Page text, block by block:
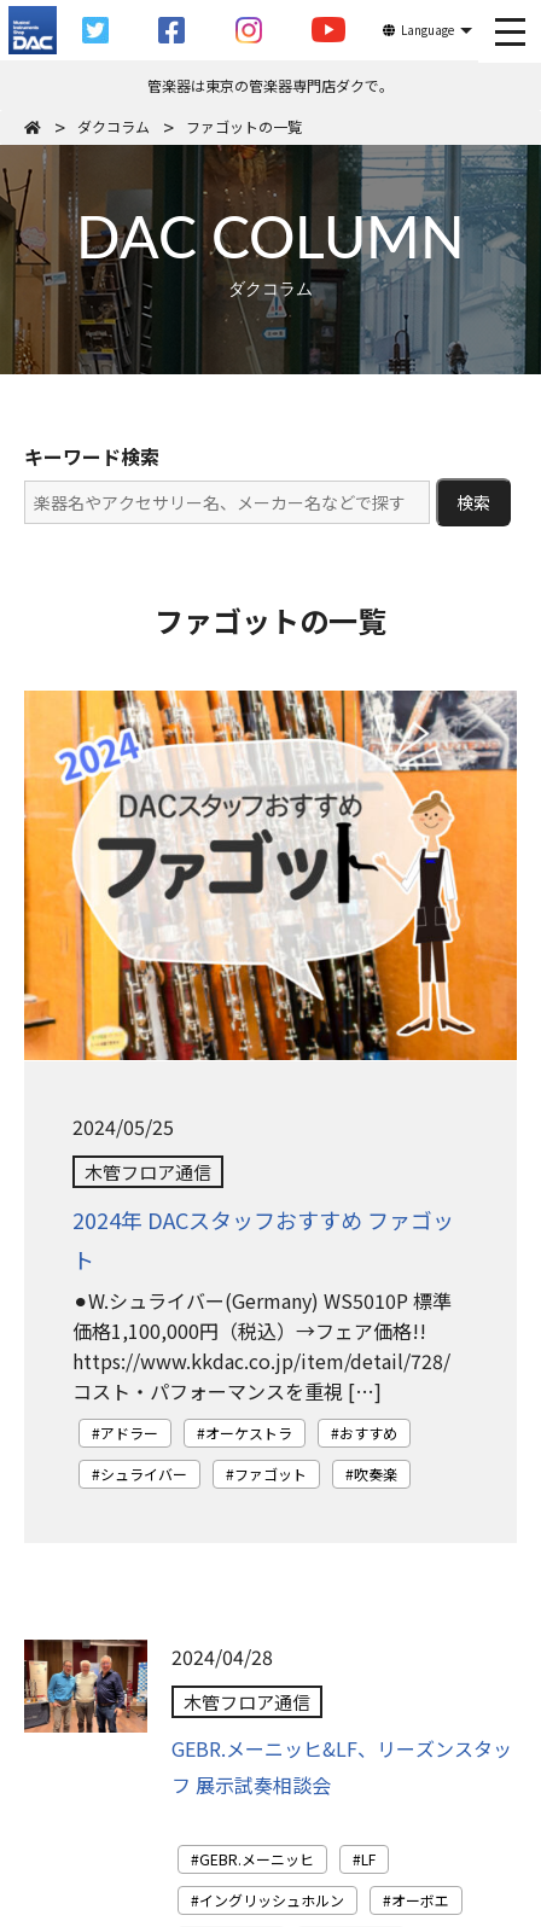
Language
管楽器は東京の管楽器専門店ダクで。
ダクコラム
ファゴットの一覧
DAC COLUMN
ダクコラム
キーワード検索
検索
ファゴットの一覧
2024/05/25
木管フロア通信
2024年 DACスタッフおすすめ ファゴッ
ト
⚫︎W.シュライバー(Germany) WS5010P 標準
価格1,100,000円（税込）→フェア価格!!
https://www.kkdac.co.jp/item/detail/728/
コスト・パフォーマンスを重視 […]
アドラー オーケストラ
おすすめ
シュライバー
ファゴット 吹奏楽
2024/04/28
木管フロア通信
GEBR.メーニッヒ&LF、リーズンスタッ
フ 展示試奏相談会
GEBR.メーニッヒ
LF
イングリッシュホルン
オーボエ